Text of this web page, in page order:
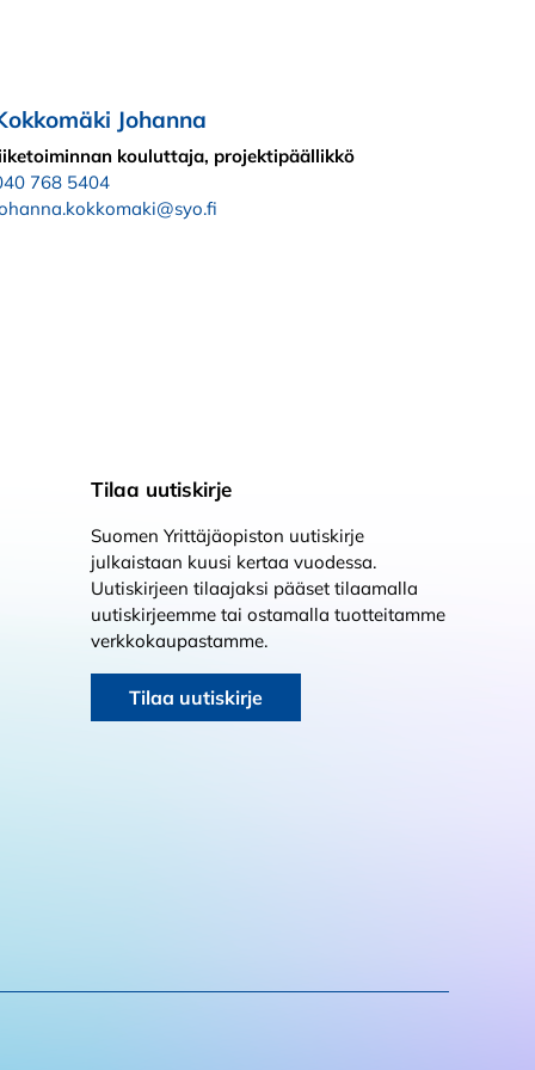
Johanna
kouluttaja, projektipäällikkö
768 5404
Tilaa uutiskirje
Suomen Yrittäjäopiston uutiskirje
julkaistaan kuusi kertaa vuodessa.
Uutiskirjeen tilaajaksi pääset tilaamalla
uutiskirjeemme tai ostamalla tuotteitamme
verkkokaupastamme.
Tilaa uutiskirje